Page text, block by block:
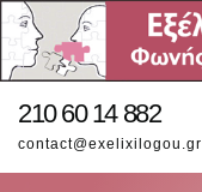
210 60 14 882
contact@exelixilogou.gr